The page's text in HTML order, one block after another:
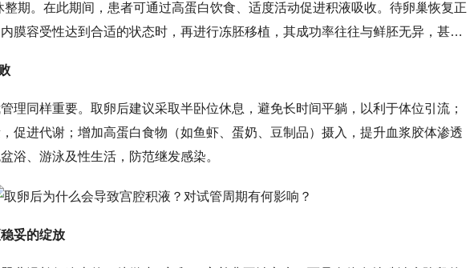
整期。在此期间，患者可通过高蛋白饮食、适度活动促进积液吸收。待卵巢恢复正
膜容受性达到 合适的状态时，再进行冻胚移植，其成功率往往与鲜胚无异，甚至
理同样重要。取卵后建议采取半卧位休息，避免长时间平躺，以利于体位引流；
促进代谢；增加高蛋白食物（如鱼虾、蛋奶、豆制品）摄入，提升血浆胶体渗透
浴、游泳及性生活，防范继发感染。
妥的绽放